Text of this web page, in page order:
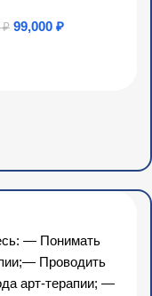
₽ 99,000 ₽
— Понимать
Проводить
арт-терапии; —